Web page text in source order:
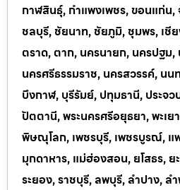
กาฬสินธุ์, กำแพงเพชร, ขอนแก่น,
ชลบุรี, ชัยนาท, ชัยภูมิ, ชุมพร, เชีย
ตราด, ตาก, นครนายก, นครปฐม
นครศรีธรรมราช, นครสวรรค์, นน
บึงกาฬ, บุรีรัมย์, ปทุมธานี, ประจ
ปัตตานี, พระนครศรีอยุธยา, พะเ
พิษณุโลก, เพชรบุรี, เพชรบูรณ์, แ
มุกดาหาร, แม่ฮ่องสอน, ยโสธร, ย
ระยอง, ราชบุรี, ลพบุรี, ลำปาง, ล